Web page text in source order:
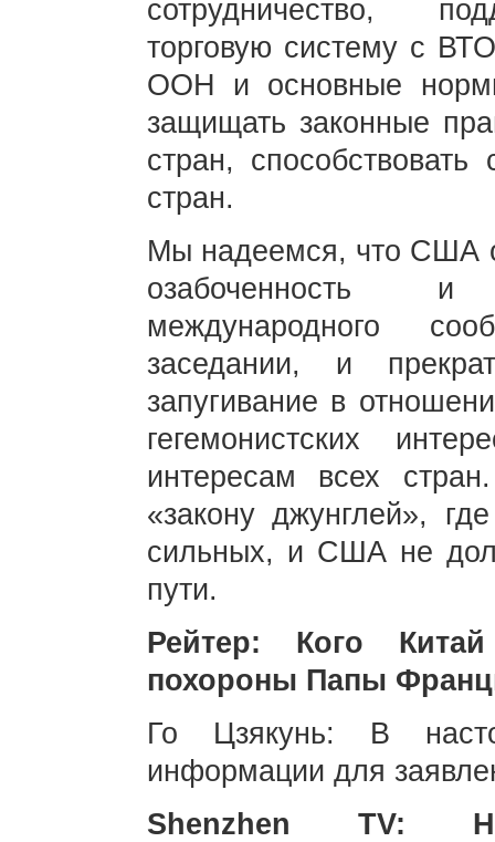
сотрудничество,
торговую систему с
ООН и основные
защищать законные
стран,
стран.
Мы надеемся, что США
озабоченность
международного
заседании, и
запугивание в
гегемонистских
интересам всех
«закону джунглей»,
сильных, и США не
пути.
Рейтер: Кого
похороны Папы
Го Цзякунь: В
информации для
Shenzhen TV: